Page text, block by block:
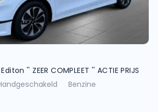
'' ZEER COMPLEET '' ACTIE PRIJS
Benzine